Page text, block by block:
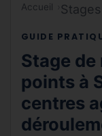
Accueil Stages
GUIDE
Stage
points à
centres